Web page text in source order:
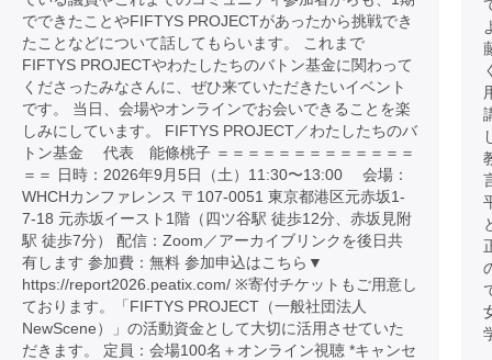
でできたことやFIFTYS PROJECTがあったから挑戦でき
たことなどについて話してもらいます。 これまで
FIFTYS PROJECTやわたしたちのバトン基金に関わって
くださったみなさんに、ぜひ来ていただきたいイベント
です。 当日、会場やオンラインでお会いできることを楽
しみにしています。 FIFTYS PROJECT／わたしたちのバ
トン基金 代表 能條桃子 ＝＝＝＝＝＝＝＝＝＝＝＝＝
＝＝ 日時：2026年9月5日（土）11:30〜13:00 会場：
WHCHカンファレンス 〒107-0051 東京都港区元赤坂1-
7-18 元赤坂イースト1階（四ツ谷駅 徒歩12分、赤坂見附
駅 徒歩7分） 配信：Zoom／アーカイブリンクを後日共
有します 参加費：無料 参加申込はこちら▼
https://report2026.peatix.com/ ※寄付チケットもご用意し
ております。「FIFTYS PROJECT（一般社団法人
NewScene）」の活動資金として大切に活用させていた
だきます。 定員：会場100名＋オンライン視聴 *キャンセ